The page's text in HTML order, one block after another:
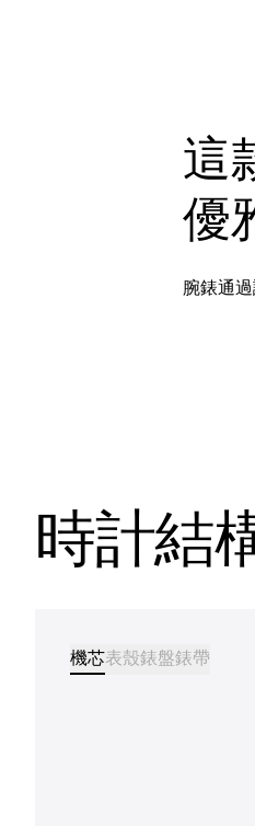
這
優
腕錶通
時計結
機芯表殼錶盤錶帶